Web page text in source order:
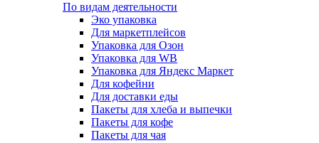
По видам деятельности
Эко упаковка
Для маркетплейсов
Упаковка для Озон
Упаковка для WB
Упаковка для Яндекс Маркет
Для кофейни
Для доставки еды
Пакеты для хлеба и выпечки
Пакеты для кофе
Пакеты для чая